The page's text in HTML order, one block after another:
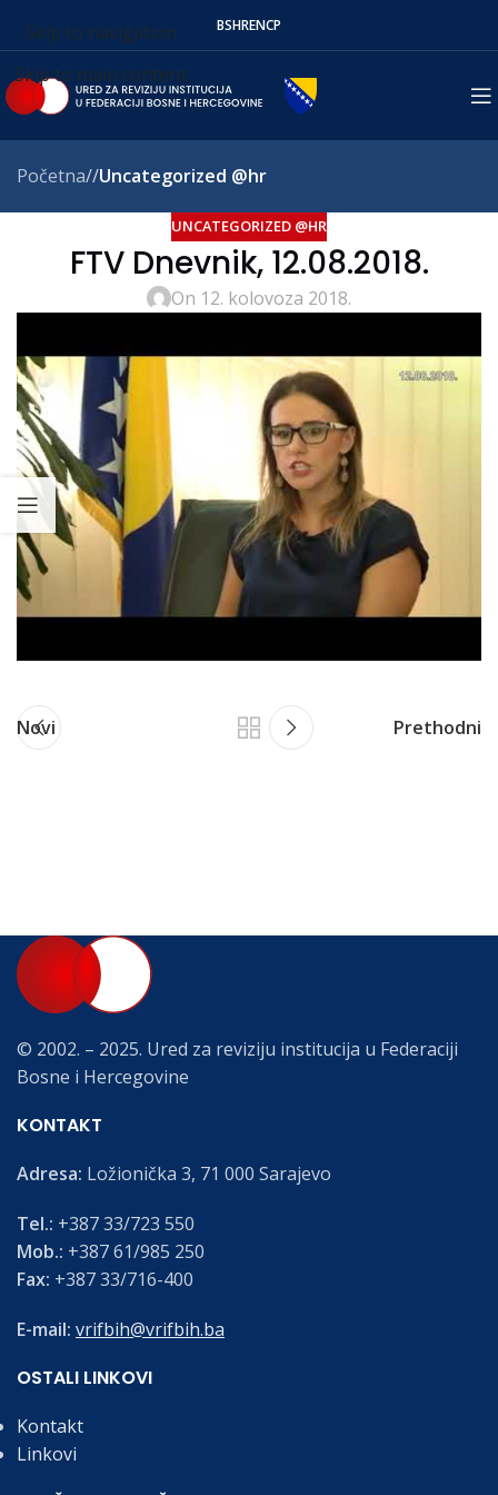
Skip to navigation
Skip to main content
BSHRENСР
Početna/ Uncategorized @hr
UNCATEGORIZED @HR
FTV Dnevnik, 12.08.2018.
On 12. kolovoza 2018.
Novi Prethodni
© 2002. – 2025. Ured za reviziju institucija u Federaciji
Bosne i Hercegovine
KONTAKT
Adresa: Ložionička 3, 71 000 Sarajevo
Tel.: +387 33/723 550
Mob.: +387 61/985 250
Fax: +387 33/716-400
E-mail: vrifbih@vrifbih.ba
OSTALI LINKOVI
Kontakt
Linkovi